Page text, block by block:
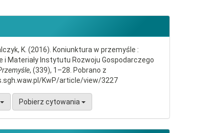
K. (2016). Koniunktura w przemyśle :
i Materiały Instytutu Rozwoju Gospodarczego
, (339), 1–28. Pobrano z
KwP/article/view/3227
Pobierz cytowania